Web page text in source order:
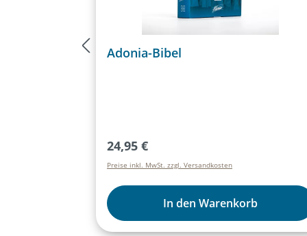
Adonia-Bibel
Regulärer Preis:
24,95 €
Preise inkl. MwSt. zzgl. Versandkosten
In den Warenkorb